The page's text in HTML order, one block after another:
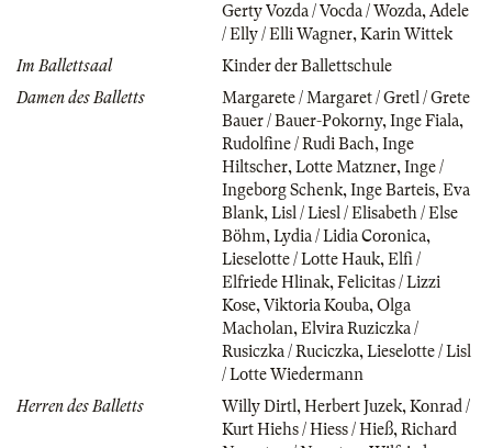
Gerty Vozda / Vocda / Wozda, Adele
/ Elly / Elli Wagner, Karin Wittek
Im Ballettsaal
Kinder der Ballettschule
Damen des Balletts
Margarete / Margaret / Gretl / Grete
Bauer / Bauer-Pokorny, Inge Fiala,
Rudolfine / Rudi Bach, Inge
Hiltscher, Lotte Matzner, Inge /
Ingeborg Schenk, Inge Barteis, Eva
Blank, Lisl / Liesl / Elisabeth / Else
Böhm, Lydia / Lidia Coronica,
Lieselotte / Lotte Hauk, Elfi /
Elfriede Hlinak, Felicitas / Lizzi
Kose, Viktoria Kouba, Olga
Macholan, Elvira Ruziczka /
Rusiczka / Ruciczka, Lieselotte / Lisl
/ Lotte Wiedermann
Herren des Balletts
Willy Dirtl , Herbert Juzek, Konrad /
Kurt Hiehs / Hiess / Hieß, Richard